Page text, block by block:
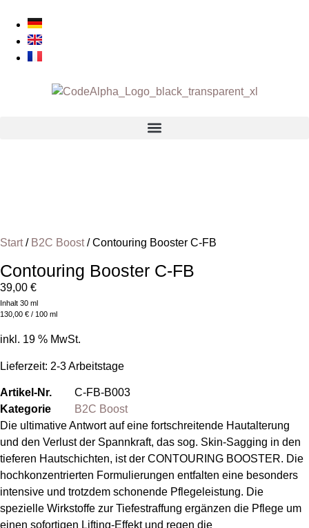
Start/ B2C Boost/ Contouring Booster C-FB
Contouring Booster C-FB
39,00 €
Inhalt 30 ml
130,00 € / 100 ml
inkl. 19 % MwSt.
Lieferzeit: 2-3 Arbeitstage
Artikel-Nr.
C-FB-B003
Kategorie
B2C Boost
Die ultimative Antwort auf eine fortschreitende Hautalterung
und den Verlust der Spannkraft, das sog. Skin-Sagging in den
tieferen Hautschichten, ist der CONTOURING BOOSTER. Die
hochkonzentrierten Formulierungen entfalten eine besonders
intensive und trotzdem schonende Pflegeleistung. Die
spezielle Wirkstoffe zur Tiefestraffung ergänzen die Pflege um
einen sofortigen Lifting-Effekt und regen die